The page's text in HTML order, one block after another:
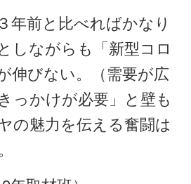
年前と比べればかなり
しながらも「新型コロ
伸びない。（需要が広
っかけが必要」と壁も
の魅力を伝える奮闘は